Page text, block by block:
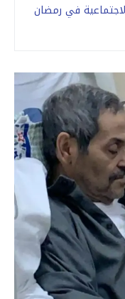
في رمضان